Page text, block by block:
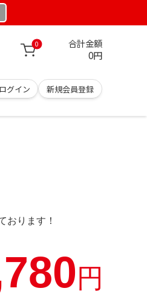
0 合計金額
0円
ログイン 新規会員登録
おります！
円